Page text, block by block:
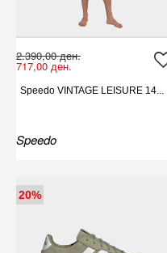
2.390,00 ден.
717,00 ден.
Speedo VINTAGE LEISURE 14...
Speedo
20%